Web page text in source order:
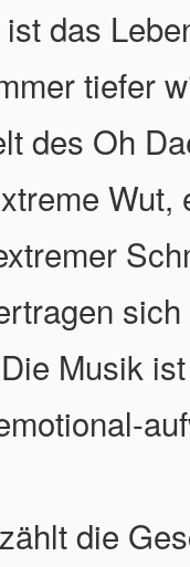
das
tiefer
des Oh
Musik
die